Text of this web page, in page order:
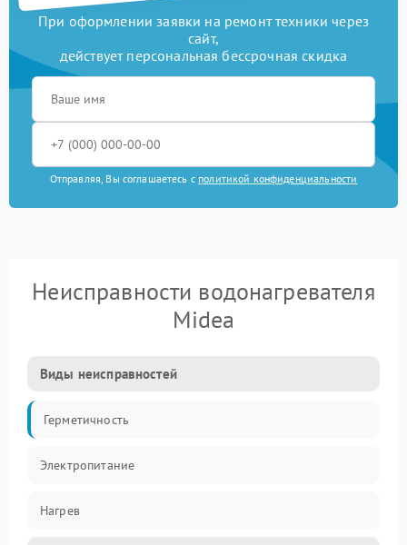
При оформлении заявки на ремонт техники через
сайт,
действует персональная бессрочная скидка
Отправляя, Вы соглашаетесь с политикой конфиденциальности
Неисправности водонагревателя
Midea
Виды неисправностей
Герметичность
Электропитание
Нагрев